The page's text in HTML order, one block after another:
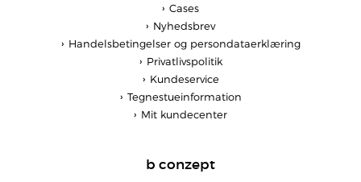
Cases
Nyhedsbrev
Handelsbetingelser og persondataerklæring
Privatlivspolitik
Kundeservice
Tegnestueinformation
Mit kundecenter
b conzept